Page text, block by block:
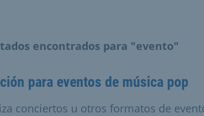
encontrados para "evento"
para eventos de música pop
conciertos u otros formatos de